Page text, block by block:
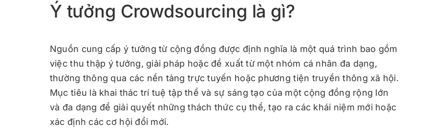
Ý tưởng Crowdsourcing là gì?
Nguồn cung cấp ý tưởng từ cộng đồng được định nghĩa là một quá trình bao gồm
việc thu thập ý tưởng, giải pháp hoặc đề xuất từ ​​một nhóm cá nhân đa dạng,
thường thông qua các nền tảng trực tuyến hoặc phương tiện truyền thông xã hội.
Mục tiêu là khai thác trí tuệ tập thể và sự sáng tạo của một cộng đồng rộng lớn
và đa dạng để giải quyết những thách thức cụ thể, tạo ra các khái niệm mới hoặc
xác định các cơ hội đổi mới.